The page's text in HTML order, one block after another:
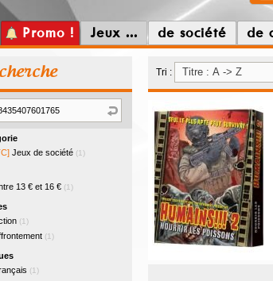
Promo ! Jeux ... de société de
Jeux de société (1)
13 € et 16 € (1)
(1)
(1)
(1)
Tri :